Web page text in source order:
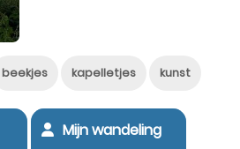
beekjes kapelletjes kunst
Mijn wandeling